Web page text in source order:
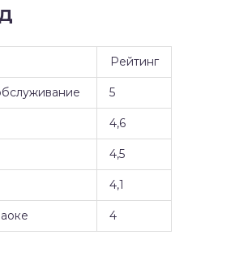
Рейтинг
5
4,6
4,5
4,1
4